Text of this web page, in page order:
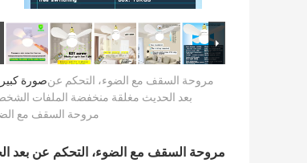
صورةمروحة السقف مع الضوء، التحكم عن
بعد الحديث مغلقة منخفضة الملفات
مروحة السقف مع
مروحة السقف مع الضوء، التحكم عن بعد